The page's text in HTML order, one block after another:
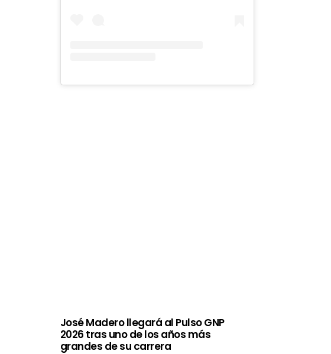
José Madero llegará al Pulso GNP
2026 tras uno de los años más
grandes de su carrera